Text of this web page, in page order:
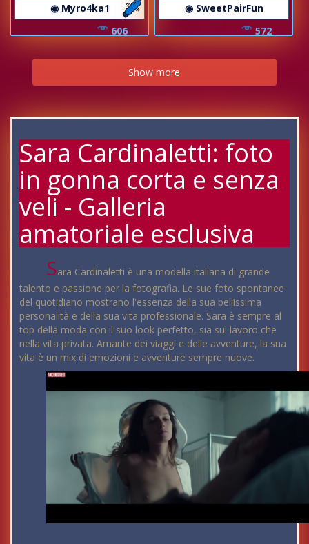
◉ Myro4ka1
606
◉ SweetPairFun
572
Show more
Sara Cardinaletti: foto
in gonna corta e senza
veli - Galleria
amatoriale esclusiva
Sara Cardinaletti è una modella italiana di grande
talento e passione per la fotografia. Le sue foto spontanee
del quotidiano mostrano l'essenza della sua bellissima
personalità e della sua vita professionale. Sara è sempre al
top della moda con il suo look perfetto, sia sul lavoro che
nella vita privata. Amante dei viaggi e delle avventure, la sua
vita è un mix di emozioni e avventure sempre nuove.